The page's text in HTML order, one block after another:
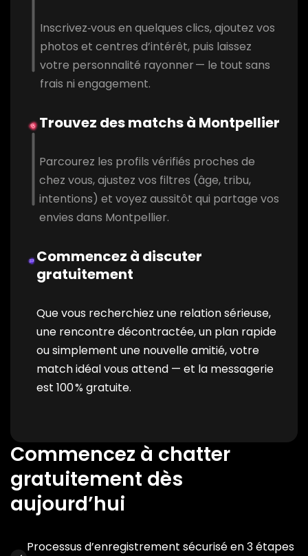
Inscrivez‑vous en quelques clics, ajoutez vos
photos et centres d’intérêt, puis laissez
votre personnalité rayonner — le tout sans
frais ni engagement.
Trouvez des matchs à Montpellier
Parcourez les profils vérifiés proches de
chez vous, ajustez vos filtres (âge, tribu,
intentions) et voyez aussitôt qui partage vos
envies dans Montpellier.
Commencez à discuter
gratuitement
Que vous recherchiez une relation sérieuse,
une rencontre décontractée, un plan rapide
ou simplement une nouvelle amitié, votre
match idéal vous attend — et la messagerie
est 100 % gratuite.
Commencez à chatter
gratuitement dès
aujourd’hui
Processus d’enregistrement sécurisé en 3 étapes